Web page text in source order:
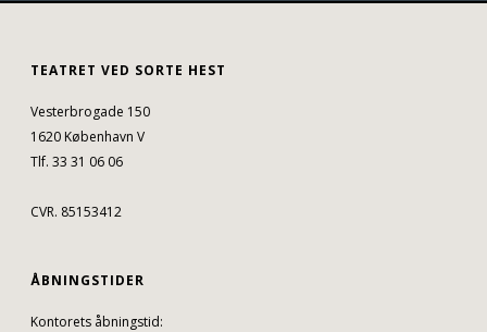
TEATRET VED SORTE HEST
Vesterbrogade 150
1620 København V
Tlf. 33 31 06 06
CVR. 85153412
ÅBNINGSTIDER
Kontorets åbningstid: